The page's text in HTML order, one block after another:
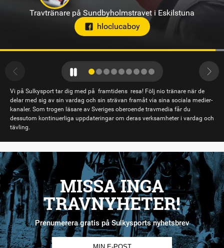
Travtränare på Axevalla
Vi på Sulkysport tar dig med på framtidens resa! Följ nio tränare när de
delar med sig av sin vardag och sin strävan framåt via sina sociala medier-
kanaler. Som trogen läsare av Sveriges oberoende travmedia får du
dessutom kontinuerliga uppdateringar om deras verksamheter i vardag och
tävling.
MISSA INGA
TRAVNYHETER!
Prenumerera gratis på Sulkysports nyhetsbrev